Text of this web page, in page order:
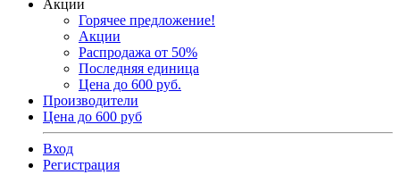
Акции
Горячее предложение!
Акции
Распродажа от 50%
Последняя единица
Цена до 600 руб.
Производители
Цена до 600 руб
Вход
Регистрация